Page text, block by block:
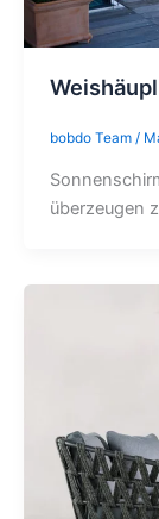
Weishäupl
bobdo Team /
überzeugen